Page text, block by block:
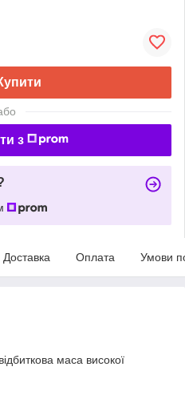
з
Доставка Оплата Умови
маса високої